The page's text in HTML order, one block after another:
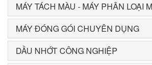
MÁY TÁCH MÀU - MÁY PHÂN LOẠI
MÁY ĐÓNG GÓI CHUYÊN DỤNG
DẦU NHỚT CÔNG NGHIỆP